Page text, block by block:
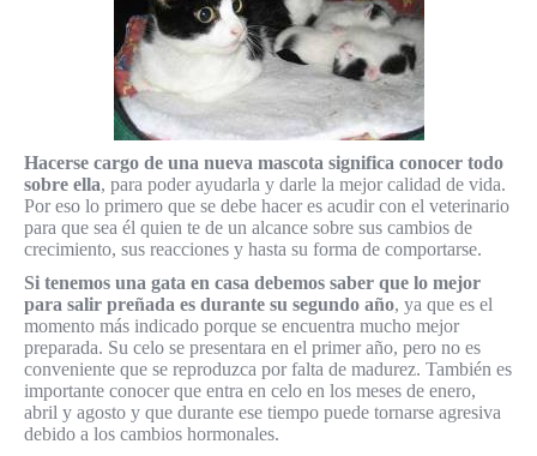
Hacerse cargo de una nueva mascota significa conocer todo
sobre ella, para poder ayudarla y darle la mejor calidad de vida.
Por eso lo primero que se debe hacer es acudir con el veterinario
para que sea él quien te de un alcance sobre sus cambios de
crecimiento, sus reacciones y hasta su forma de comportarse.
Si tenemos una gata en casa debemos saber que lo mejor
para salir preñada es durante su segundo año, ya que es el
momento más indicado porque se encuentra mucho mejor
preparada. Su celo se presentara en el primer año, pero no es
conveniente que se reproduzca por falta de madurez. También es
importante conocer que entra en celo en los meses de enero,
abril y agosto y que durante ese tiempo puede tornarse agresiva
debido a los cambios hormonales.